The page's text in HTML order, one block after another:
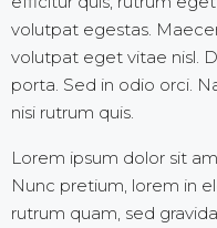
volutpat egestas.
volutpat eget vitae nisl.
porta. Sed in odio orci.
nisi rutrum quis.
Lorem ipsum dolor sit
Nunc pretium, lorem in
rutrum quam, sed